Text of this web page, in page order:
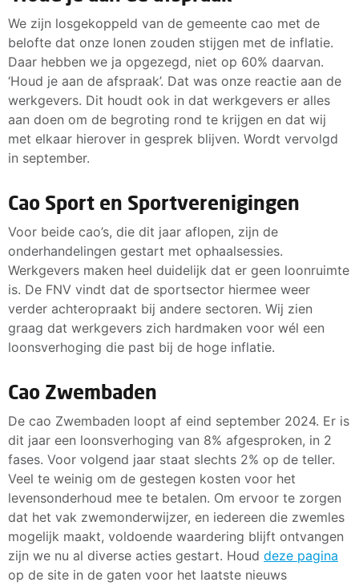
We zijn losgekoppeld van de gemeente cao met de
belofte dat onze lonen zouden stijgen met de inflatie.
Daar hebben we ja opgezegd, niet op 60% daarvan.
‘Houd je aan de afspraak’. Dat was onze reactie aan de
werkgevers. Dit houdt ook in dat werkgevers er alles
aan doen om de begroting rond te krijgen en dat wij
met elkaar hierover in gesprek blijven. Wordt vervolgd
in september.
Cao Sport en Sportverenigingen
Voor beide cao’s, die dit jaar aflopen, zijn de
onderhandelingen gestart met ophaalsessies.
Werkgevers maken heel duidelijk dat er geen loonruimte
is. De FNV vindt dat de sportsector hiermee weer
verder achteropraakt bij andere sectoren. Wij zien
graag dat werkgevers zich hardmaken voor wél een
loonsverhoging die past bij de hoge inflatie.
Cao Zwembaden
De cao Zwembaden loopt af eind september 2024. Er is
dit jaar een loonsverhoging van 8% afgesproken, in 2
fases. Voor volgend jaar staat slechts 2% op de teller.
Veel te weinig om de gestegen kosten voor het
levensonderhoud mee te betalen. Om ervoor te zorgen
dat het vak zwemonderwijzer, en iedereen die zwemles
mogelijk maakt, voldoende waardering blijft ontvangen
zijn we nu al diverse acties gestart. Houd deze pagina
op de site in de gaten voor het laatste nieuws